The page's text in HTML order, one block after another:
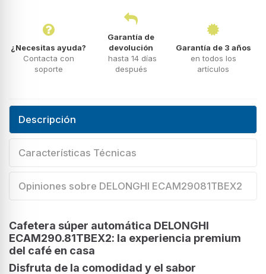
¿Necesitas ayuda?
Contacta con
soporte
Garantía de
devolución
hasta 14 días
después
Garantía de 3 años
en todos los
artículos
Descripción
Características Técnicas
Opiniones sobre DELONGHI ECAM29081TBEX2
Cafetera súper automática DELONGHI
ECAM290.81TBEX2: la experiencia premium
del café en casa
Disfruta de la comodidad y el sabor